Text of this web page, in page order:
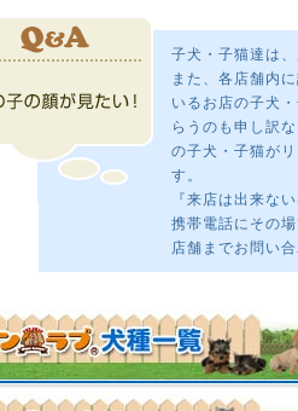
子犬・子猫達は
また、各店舗内
いるお店の子犬
らうのも申し訳
の子犬・子猫が
す。
『来店は出来な
携帯電話にその
店舗までお問い合